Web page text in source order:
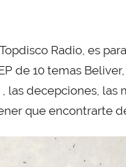
Radio, es
de 10 temas
las decepciones,
que encontrarte